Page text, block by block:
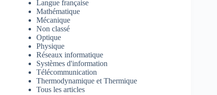
Langue française
Mathématique
Mécanique
Non classé
Optique
Physique
Réseaux informatique
Systèmes d'information
Télécommunication
Thermodynamique et Thermique
Tous les articles